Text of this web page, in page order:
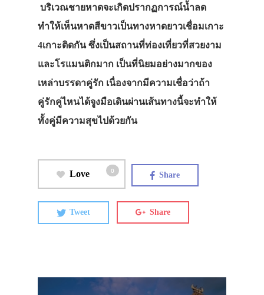
บริเวณชายหาดจะเกิดปรากฏการณ์น้ำลด
ทำให้เห็นหาดสีขาวเป็นทางหาดยาวเชื่อมเกาะ
4เกาะติดกัน ซึ่งเป็นสถานที่ท่องเที่ยวที่สวยงาม
และโรแมนติกมาก เป็นที่นิยมอย่างมากของ
เหล่าบรรดาคู่รัก เนื่องจากมีความเชื่อว่าถ้า
คู่รักคู่ไหนได้จูงมือเดินผ่านเส้นทางนี้จะทำให้
ทั้งคู่มีความสุขไปด้วยกัน
Love 0 Share
Tweet Share